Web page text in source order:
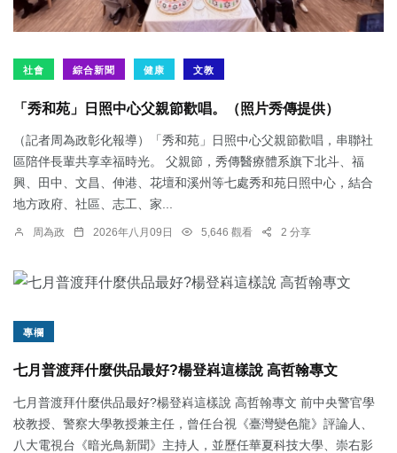
社會 綜合新聞 健康 文教
「秀和苑」日照中心父親節歡唱。（照片秀傳提供）
（記者周為政彰化報導）「秀和苑」日照中心父親節歡唱，串聯社
區陪伴長輩共享幸福時光。 父親節，秀傳醫療體系旗下北斗、福
興、田中、文昌、伸港、花壇和溪州等七處秀和苑日照中心，結合
地方政府、社區、志工、家...
周為政 2026年八月09日 5,646 觀看 2 分享
專欄
七月普渡拜什麼供品最好?楊登嵙這樣說 高哲翰專文
七月普渡拜什麼供品最好?楊登嵙這樣說 高哲翰專文 前中央警官學
校教授、警察大學教授兼主任，曾任台視《臺灣變色龍》評論人、
八大電視台《暗光鳥新聞》主持人，並歷任華夏科技大學、崇右影